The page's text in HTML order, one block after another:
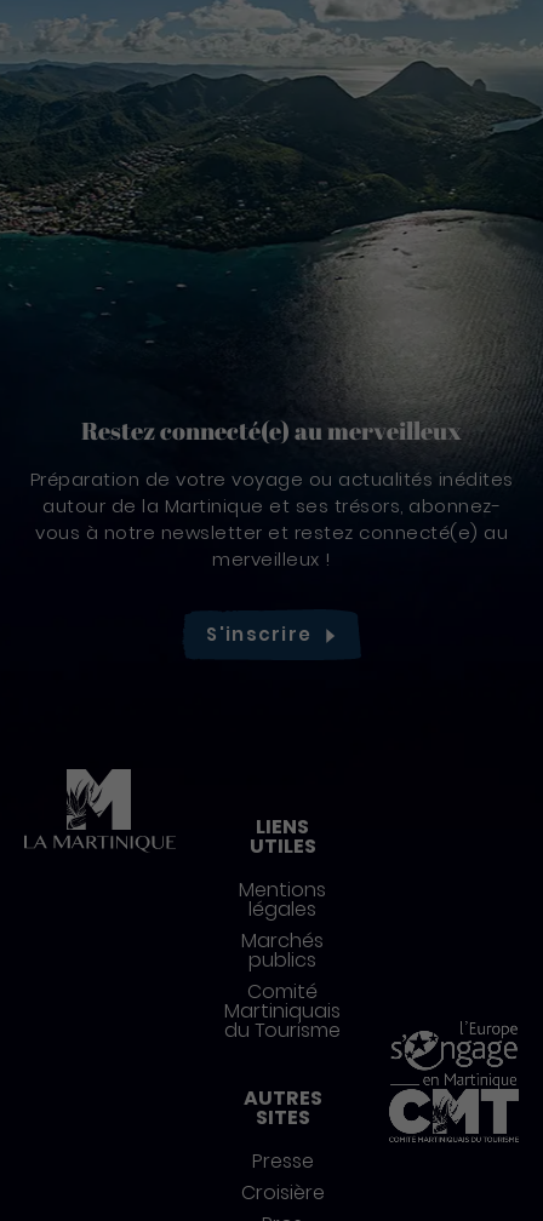
Restez connecté(e) au merveilleux
Préparation de votre voyage ou actualités inédites
autour de la Martinique et ses trésors, abonnez-
vous à notre newsletter et restez connecté(e) au
merveilleux !
S'inscrire
LIENS
UTILES
Mentions
légales
Marchés
publics
Comité
Martiniquais
du Tourisme
AUTRES
SITES
Presse
Croisière